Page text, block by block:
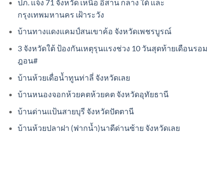
ปภ. แจ้ง 71 จังหวัด เหนือ อีสาน กลาง ใต้ และ
กรุงเทพมหานคร เฝ้าระวัง
บ้านทางแดงแคมป์สนเขาค้อ จังหวัดเพชรบูรณ์
3 จังหวัดใต้ ป้องกันเหตุรุนแรงช่วง 10 วันสุดท้ายเดือนรอม
ฎอน#
บ้านห้วยเดื่อน้ำทูนท่าลี่ จังหวัดเลย
บ้านหนองจอกห้วยคตห้วยคต จังหวัดอุทัยธานี
บ้านด่านแป้นสายบุรี จังหวัดปัตตานี
บ้านห้วยปลาฝา (ฟากน้ำ)นาดีด่านซ้าย จังหวัดเลย